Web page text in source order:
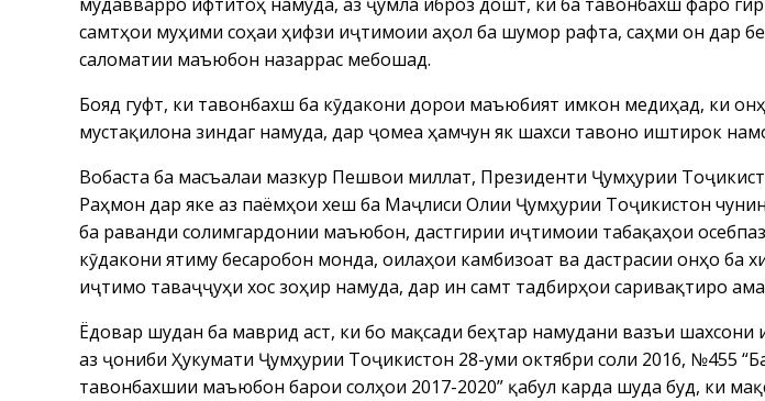
самтҳои муҳими соҳаи ҳифзи иҷтимоии аҳолӣ ба шумор рафта, саҳми он дар
саломатии маъюбон назаррас мебошад.
Бояд гуфт, ки тавонбахшӣ ба кӯдакони дорои маъюбият имкон медиҳад, ки
мустақилона зиндагӣ намуда, дар ҷомеа ҳамчун як шахси тавоно иштирок
Вобаста ба масъалаи мазкур Пешвои миллат, Президенти Ҷумҳурии
Раҳмон дар яке аз паёмҳои хеш ба Маҷлиси Олии Ҷумҳурии Тоҷикистон
ба раванди солимгардонии маъюбон, дастгирии иҷтимоии табақаҳои
кӯдакони ятиму бесаробон монда, оилаҳои камбизоат ва дастрасии онҳо ба
иҷтимоӣ таваҷҷуҳи хос зоҳир намуда, дар ин самт тадбирҳои саривақтиро
Ёдовар шудан ба маврид аст, ки бо мақсади беҳтар намудани вазъи
аз ҷониби Ҳукумати Ҷумҳурии Тоҷикистон 28-уми октябри соли 2016, №455
тавонбахшии маъюбон барои солҳои 2017-2020” қабул карда шуда буд, ки